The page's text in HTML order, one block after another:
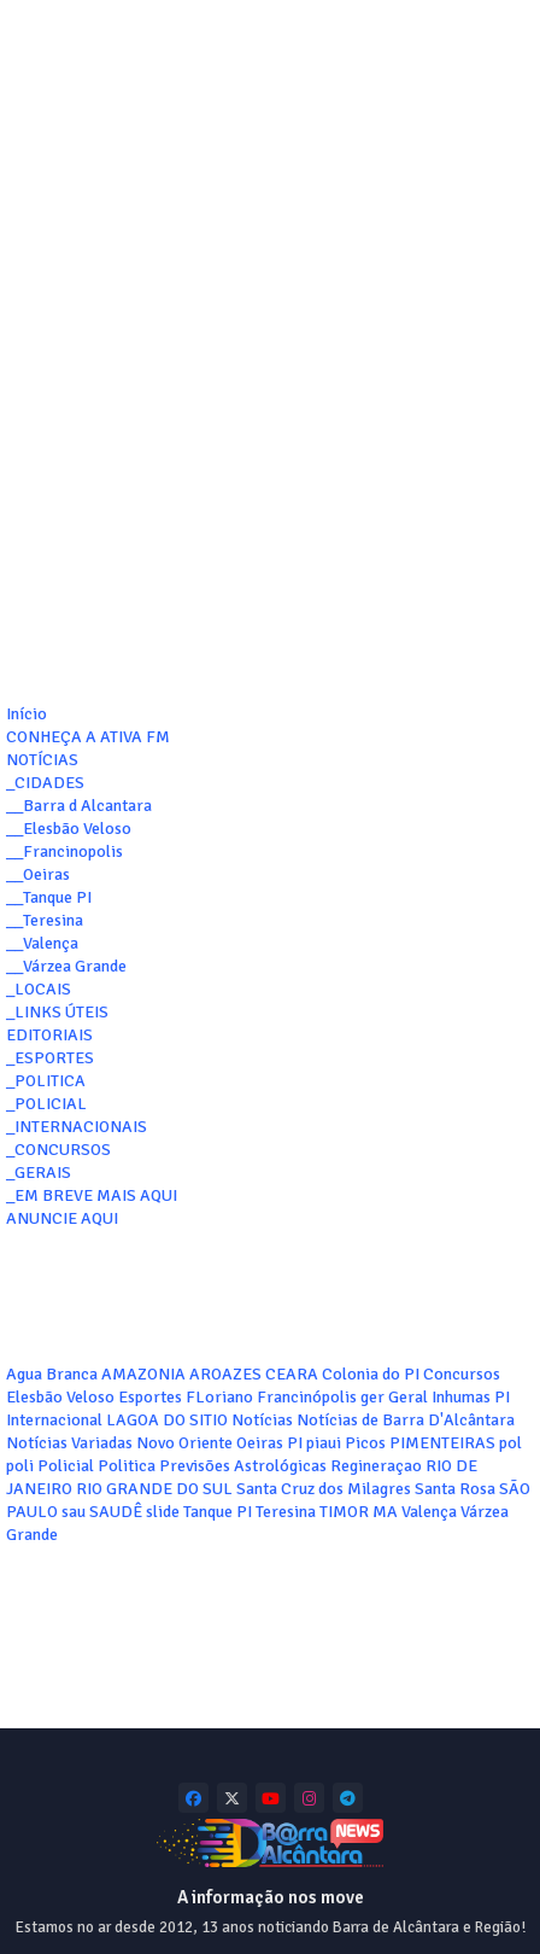
Início
CONHEÇA A ATIVA FM
NOTÍCIAS
_CIDADES
__Barra d Alcantara
__Elesbão Veloso
__Francinopolis
__Oeiras
__Tanque PI
__Teresina
__Valença
__Várzea Grande
_LOCAIS
_LINKS ÚTEIS
EDITORIAIS
_ESPORTES
_POLITICA
_POLICIAL
_INTERNACIONAIS
_CONCURSOS
_GERAIS
_EM BREVE MAIS AQUI
ANUNCIE AQUI
Agua BrancaAMAZONIAAROAZES CEARAColonia do PIConcursos
Elesbão Veloso Esportes FLoriano Francinópolis gerGeral Inhumas PI
Internacional LAGOA DO SITIO Notícias Notícias de Barra D'Alcântara
Notícias Variadas Novo Oriente Oeiras PIpiaui Picos PIMENTEIRAS pol
poli Policial Politica Previsões Astrológicas Regineraçao RIO DE
JANEIRO RIO GRANDE DO SUL Santa Cruz dos Milagres Santa RosaSÃO
PAULOsauSAUDÊslide Tanque PITeresinaTIMOR MAValençaVárzea
Grande
A informação nos move
Estamos no ar desde 2012, 13 anos noticiando Barra de Alcântara e Região!